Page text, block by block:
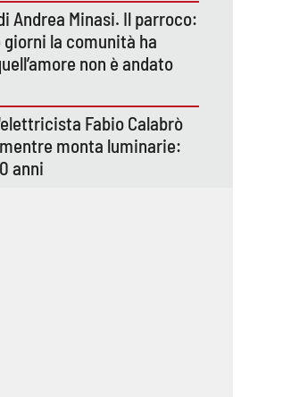
Andrea Minasi. Il parroco:
giorni la comunità ha
non è andato
Fabio Calabrò
monta luminarie:
anni